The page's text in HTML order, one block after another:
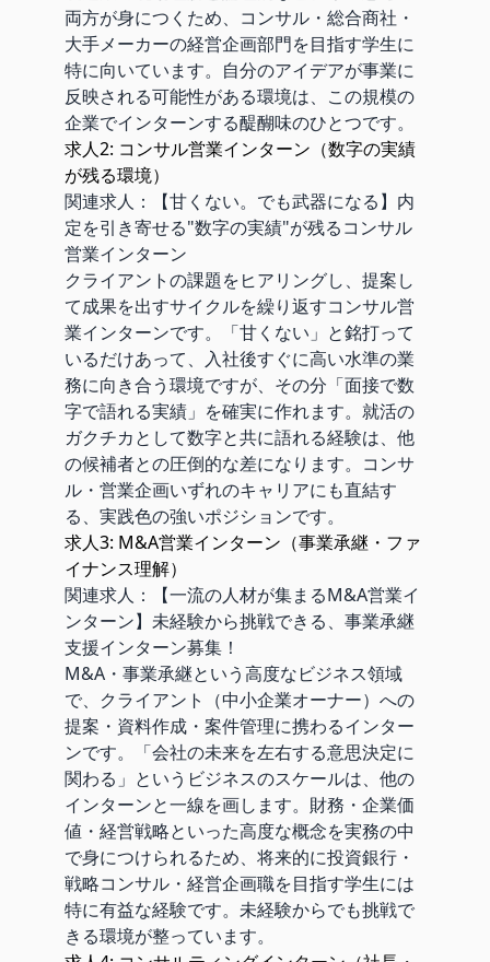
両方が身につくため、コンサル・総合商社・
大手メーカーの経営企画部門を目指す学生に
特に向いています。自分のアイデアが事業に
反映される可能性がある環境は、この規模の
企業でインターンする醍醐味のひとつです。
求人2: コンサル営業インターン（数字の実績
が残る環境）
関連求人：
【甘くない。でも武器になる】内
定を引き寄せる"数字の実績"が残るコンサル
営業インターン
クライアントの課題をヒアリングし、提案し
て成果を出すサイクルを繰り返すコンサル営
業インターンです。「甘くない」と銘打って
いるだけあって、入社後すぐに高い水準の業
務に向き合う環境ですが、その分「面接で数
字で語れる実績」を確実に作れます。就活の
ガクチカとして数字と共に語れる経験は、他
の候補者との圧倒的な差になります。コンサ
ル・営業企画いずれのキャリアにも直結す
る、実践色の強いポジションです。
求人3: M&A営業インターン（事業承継・ファ
イナンス理解）
関連求人：
【一流の人材が集まるM&A営業イ
ンターン】未経験から挑戦できる、事業承継
支援インターン募集！
M&A・事業承継という高度なビジネス領域
で、クライアント（中小企業オーナー）への
提案・資料作成・案件管理に携わるインター
ンです。「会社の未来を左右する意思決定に
関わる」というビジネスのスケールは、他の
インターンと一線を画します。財務・企業価
値・経営戦略といった高度な概念を実務の中
で身につけられるため、将来的に投資銀行・
戦略コンサル・経営企画職を目指す学生には
特に有益な経験です。未経験からでも挑戦で
きる環境が整っています。